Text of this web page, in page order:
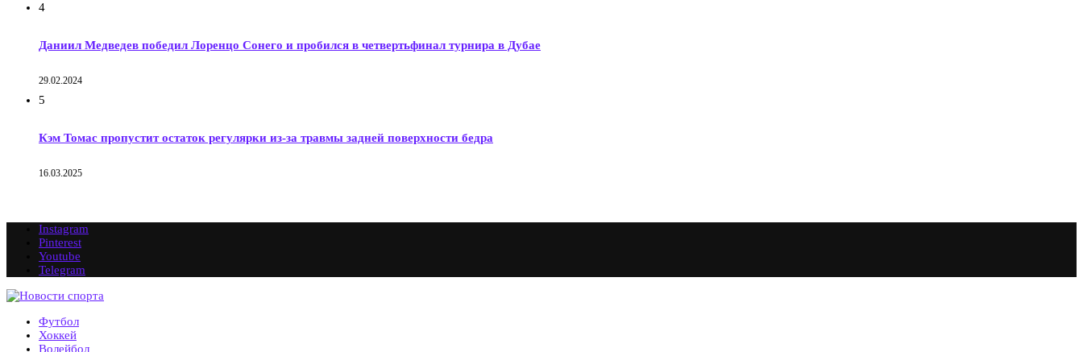
4
Даниил Медведев победил Лоренцо Сонего и пробился в четвертьфинал турнира в Дубае
29.02.2024
5
Кэм Томас пропустит остаток регулярки из-за травмы задней поверхности бедра
16.03.2025
Instagram
Pinterest
Youtube
Telegram
Футбол
Хоккей
Волейбол